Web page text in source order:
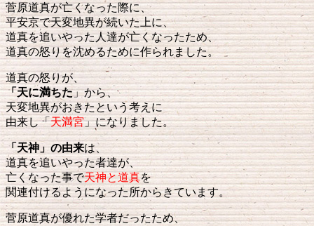
菅原道真が亡くなった際に、
平安京で天変地異が続いた上に、
道真を追いやった人達が亡くなったため、
道真の怒りを沈めるために作られました。
道真の怒りが、
「天に満ちた」から、
天変地異がおきたという考えに
由来し「天満宮」になりました。
「天神」の由来は、
道真を追いやった者達が、
亡くなった事で天神と道真を
関連付けるようになった所からきています。
菅原道真が優れた学者だったため、